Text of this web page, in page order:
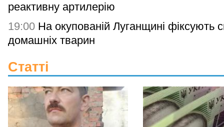
реактивну артилерію
19:00 На окупованій Луганщині фіксують
домашніх тварин
Статті